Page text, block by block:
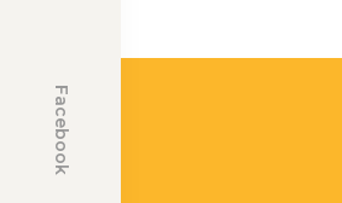
Facebook